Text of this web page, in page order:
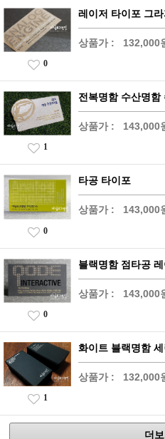
레이저 타이포 그
상품가 : 132,000
0
전복명함 수산명함
상품가 : 143,000
1
타공 타이포
상품가 : 143,000
0
블랙명함 점타공
상품가 : 143,000
0
화이트 블랙명함
상품가 : 132,000
1
더보